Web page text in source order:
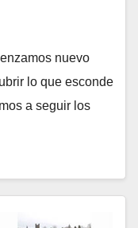
nuevo
lo que esconde
a seguir los